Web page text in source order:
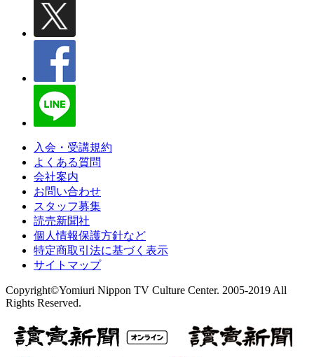
入会・受講規約
よくある質問
会社案内
お問い合わせ
スタッフ募集
読売新聞社
個人情報保護方針など
特定商取引法に基づく表示
サイトマップ
Copyright©Yomiuri Nippon TV Culture Center. 2005-2019 All
Rights Reserved.